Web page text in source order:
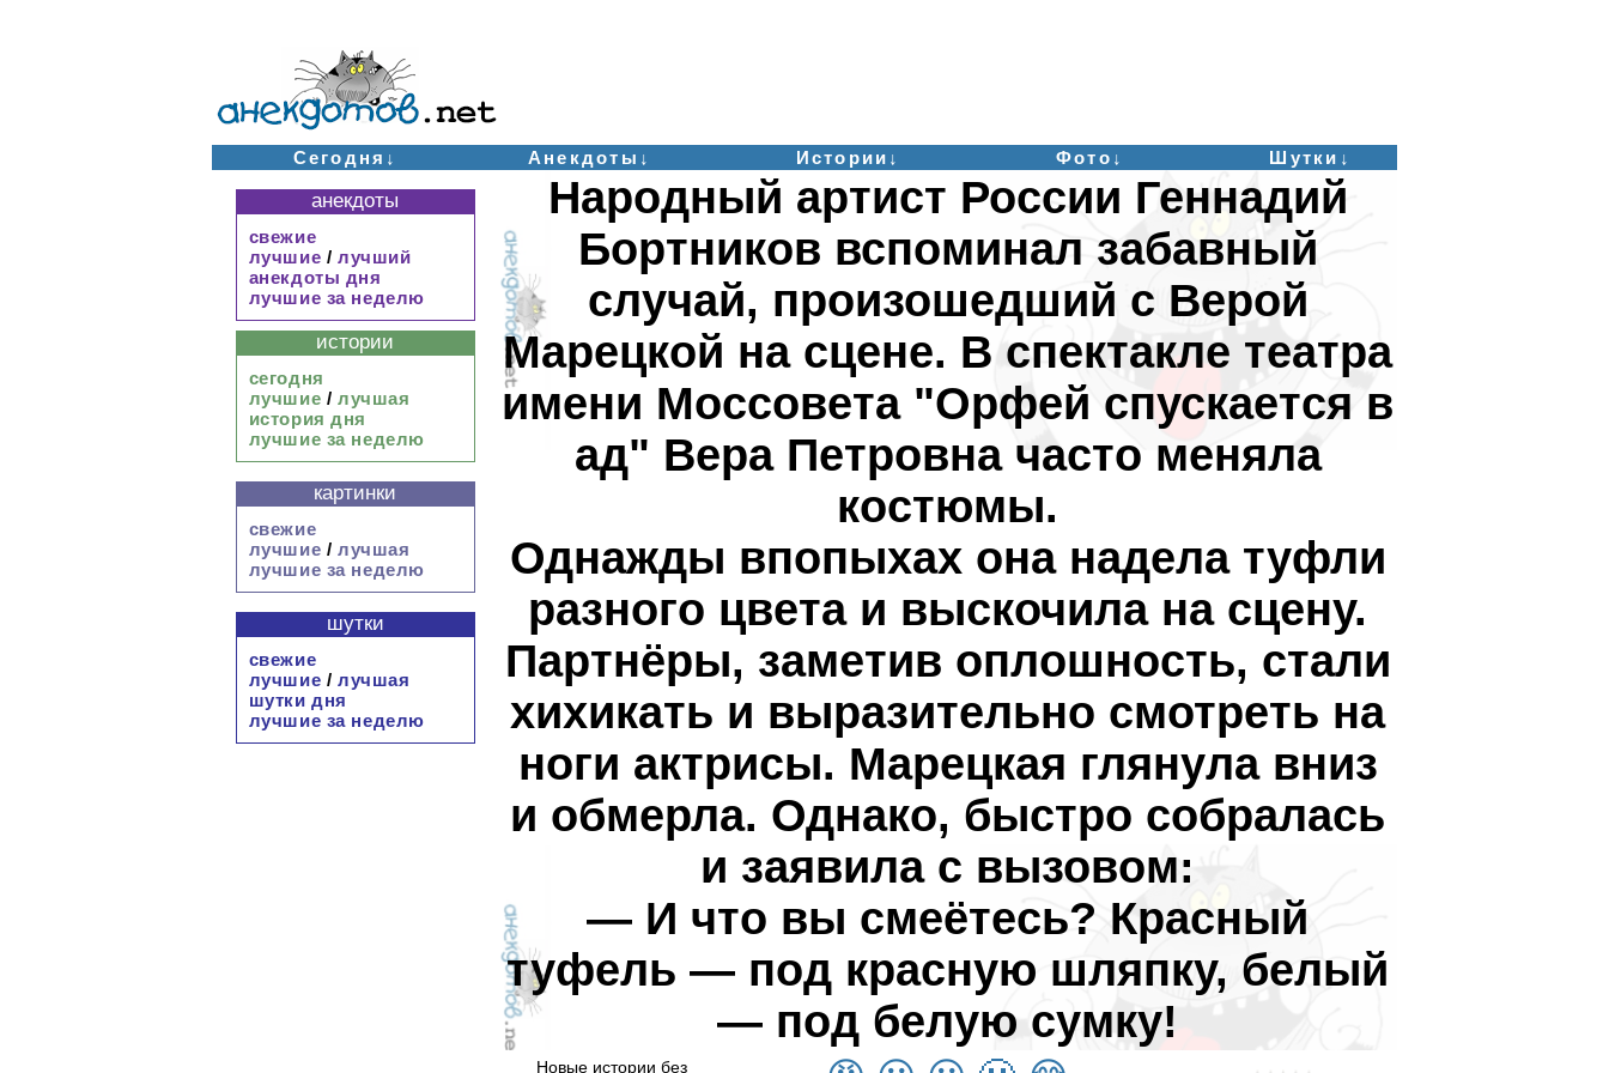
Сегодня↓ Анекдоты↓ Истории↓ Фото↓ Шутки↓
Народный артист России Геннадий
Бортников вспоминал забавный
случай, произошедший с Верой
Марецкой на сцене. В спектакле театра
имени Моссовета "Орфей спускается в
ад" Вера Петровна часто меняла
костюмы.
Однажды впопыхах она надела туфли
разного цвета и выскочила на сцену.
Партнёры, заметив оплошность, стали
хихикать и выразительно смотреть на
ноги актрисы. Марецкая глянула вниз
и обмерла. Однако, быстро собралась
и заявила с вызовом:
— И что вы смеётесь? Красный
туфель — под красную шляпку, белый
— под белую сумку!
Новые истории без
анекдоты
свежие
лучшие / лучший
анекдоты дня
лучшие за неделю
истории
сегодня
лучшие / лучшая
история дня
лучшие за неделю
картинки
свежие
лучшие / лучшая
лучшие за неделю
шутки
свежие
лучшие / лучшая
шутки дня
лучшие за неделю